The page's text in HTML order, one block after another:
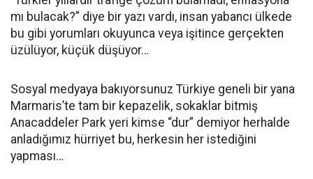
mı bulacak?” diye bir yazı vardı, insan yabancı ülkede
bu gibi yorumları okuyunca veya işitince gerçekten
üzülüyor, küçük düşüyor…
Sosyal medyaya bakıyorsunuz Türkiye geneli bir yana
Marmaris’te tam bir kepazelik, sokaklar bitmiş
Anacaddeler Park yeri kimse “dur” demiyor herhalde
anladığımız hürriyet bu, herkesin her istediğini
yapması…